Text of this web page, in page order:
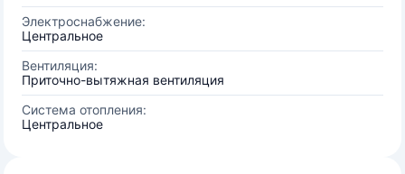
Электроснабжение:
Центральное
Вентиляция:
Приточно-вытяжная вентиляция
Система отопления:
Центральное